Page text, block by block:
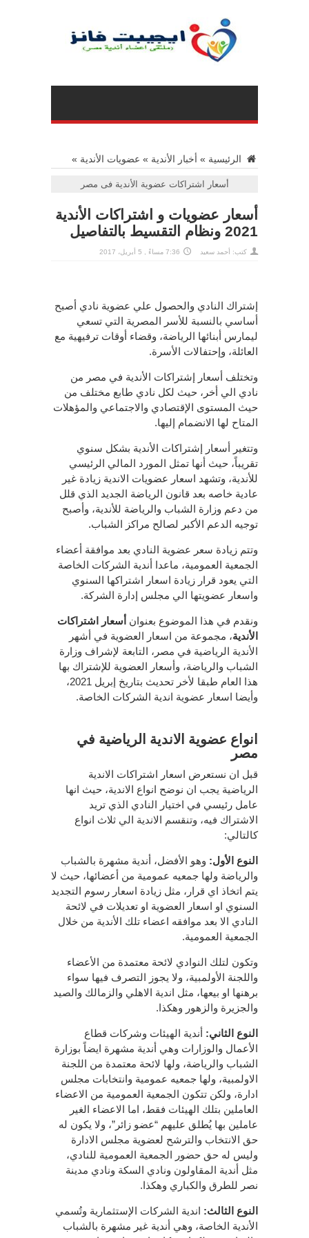
الرئيسية » أخبار الأندية » عضويات الأندية »
أسعار اشتراكات عضوية الأندية فى مصر
أسعار عضويات و اشتراكات الأندية
2021 ونظام التقسيط بالتفاصيل
كتب: أحمد سعيد 7:36 مساءً , 5 أبريل، 2017
إشتراك النادي والحصول علي عضوية نادي أصبح
أساسي بالنسبة للأسر المصرية التي تسعي
ليمارس أبنائها الرياضة، وقضاء أوقات ترفيهية مع
العائلة، وإحتفالات الأسرة.
وتختلف أسعار إشتراكات الأندية في مصر من
نادي الي أخر، حيث لكل نادي طابع مختلف من
حيث المستوى الإقتصادي والاجتماعي والمؤهلات
المتاح لها الانضمام إليها.
وتتغير أسعار إشتراكات الأندية بشكل سنوي
تقريباً، حيث أنها تمثل المورد المالي الرئيسي
للأندية، وتشهد اسعار عضويات الاندية زيادة غير
عادية خاصه بعد قانون الرياضة الجديد الذي قلل
من دعم وزارة الشباب والرياضة للأندية، وأصبح
توجيه الدعم الأكبر لصالح مراكز الشباب.
وتتم زيادة سعر عضوية النادي بعد موافقة أعضاء
الجمعية العمومية، ماعدا أندية الشركات الخاصة
التي يعود قرار زيادة اسعار اشتراكها السنوي
واسعار عضويتها الي مجلس إدارة الشركة.
ونقدم في هذا الموضوع بعنوان أسعار اشتراكات
الأندية، مجموعة من اسعار العضوية في أشهر
الأندية الرياضية في مصر، التابعة لإشراف وزارة
الشباب والرياضة، وأسعار العضوية للإشتراك بها
هذا العام طبقا لأخر تحديث بتاريخ إبريل 2021،
وأيضا اسعار عضوية اندية الشركات الخاصة.
انواع عضوية الاندية الرياضية في
مصر
قبل ان نستعرض اسعار اشتراكات الاندية
الرياضية يجب ان نوضح انواع الاندية، حيث انها
عامل رئيسي في اختيار النادي الذي تريد
الاشتراك فيه، وتنقسم الاندية الي ثلاث انواع
كالتالي:
النوع الأول: وهو الأفضل، أندية مشهرة بالشباب
والرياضة ولها جمعيه عمومية من أعضائها، حيث لا
يتم اتخاذ اي قرار، مثل زيادة اسعار رسوم التجديد
السنوي او اسعار العضوية او تعديلات في لائحة
النادي الا بعد موافقه اعضاء تلك الأندية من خلال
الجمعية العمومية.
وتكون لتلك النوادي لائحة معتمدة من الأعضاء
واللجنة الأولمبية، ولا يجوز التصرف فيها سواء
برهنها او بيعها، مثل اندية الاهلي والزمالك والصيد
والجزيرة والزهور وهكذا.
النوع الثاني: أندية الهيئات وشركات قطاع
الأعمال والوزارات وهي أندية مشهرة ايضاً بوزارة
الشباب والرياضة، ولها لائحة معتمدة من اللجنة
الاولمبية، ولها جمعيه عمومية وانتخابات مجلس
ادارة، ولكن تتكون الجمعية العمومية من الاعضاء
العاملين بتلك الهيئات فقط، اما الاعضاء الغير
عاملين بها يُطلق عليهم “عضو زائر”، ولا يكون له
حق الانتخاب والترشح لعضوية مجلس الادارة
وليس له حق حضور الجمعية العمومية للنادي،
مثل أندية المقاولون ونادي السكة ونادي مدينة
نصر للطرق والكباري وهكذا.
النوع الثالث: اندية الشركات الإستثمارية وتُسمي
الأندية الخاصة، وهي أندية غير مشهرة بالشباب